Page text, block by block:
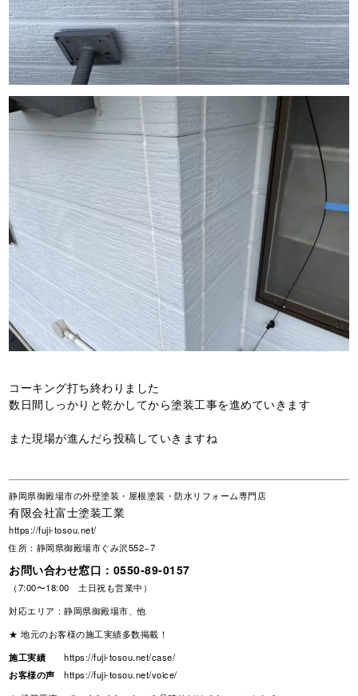
コーキング打ち終わりました
数日間しっかりと乾かしてから塗装工事を進めていきます
また現場が進んだら投稿していきますね
静岡県御殿場市の外壁塗装・屋根塗装・防水リフォーム専門店
有限会社富士塗装工業
https://fuji-tosou.net/
住所：静岡県御殿場市ぐみ沢552−7
お問い合わせ窓口： 0550-89-0157
（7:00〜18:00 土日祝も営業中）
対応エリア：静岡県御殿場市、他
★ 地元のお客様の施工実績多数掲載！
施工実績
https://fuji-tosou.net/case/
お客様の声
https://fuji-tosou.net/voice/